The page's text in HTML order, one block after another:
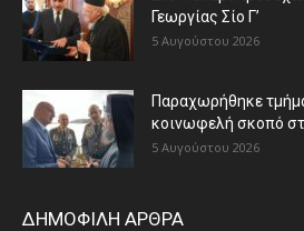
Γεωργίας Σίο Γ’
5 Αυγούστου 2026
Παραχωρήθηκε
κοινωφελή σκοπό
5 Αυγούστου 2026
ΔΗΜΟΦΙΛΗ ΑΡΘΡΑ